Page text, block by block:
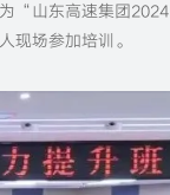
“山东高速集团2024
现场参加培训。